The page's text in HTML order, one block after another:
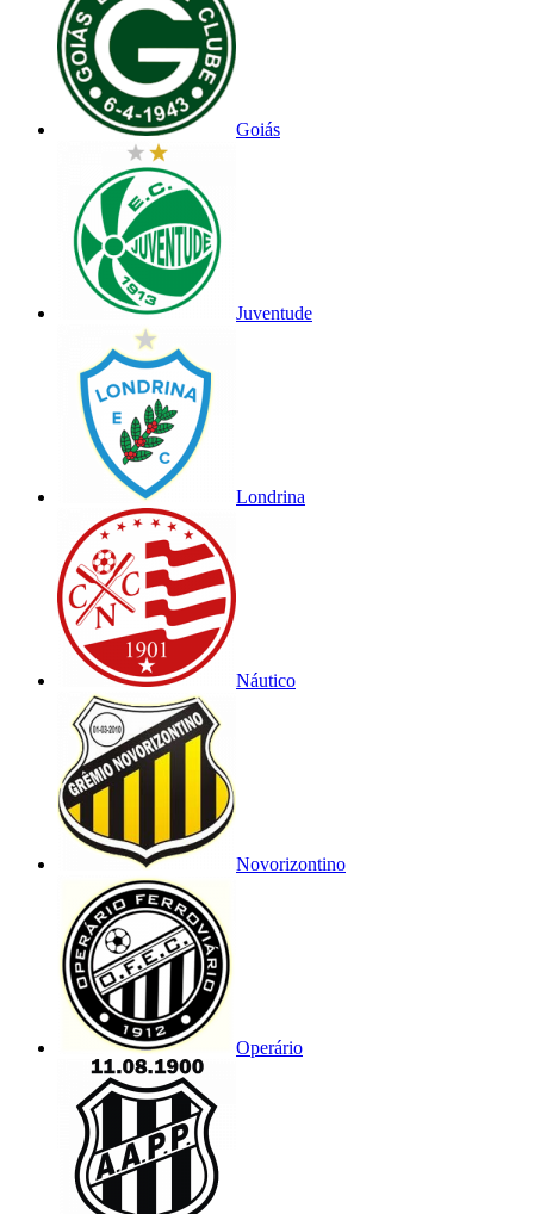
Goiás
Juventude
Londrina
Náutico
Novorizontino
Operário